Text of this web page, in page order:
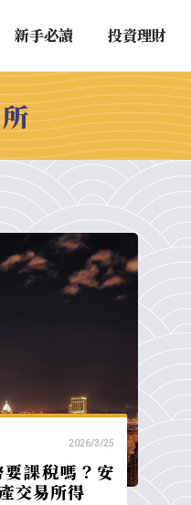
新手必讀 投資理財
2026/3/25
課稅嗎？安
交易所得